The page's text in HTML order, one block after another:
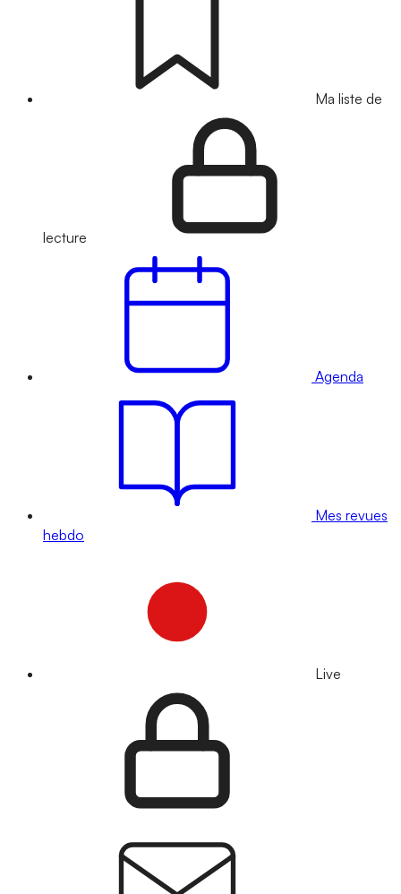
Ma liste de
lecture
Agenda
Mes revues
hebdo
Live